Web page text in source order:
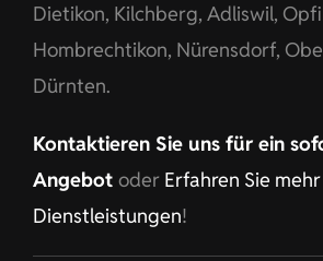
Dietikon, Kilchberg, Adliswil,
Hombrechtikon, Nürensdorf,
Dürnten.
Kontaktieren Sie uns für ein
Angebot oder Erfahren Sie
Dienstleistungen!